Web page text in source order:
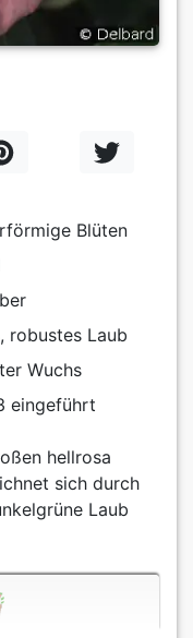
Blüten
robustes Laub
Wuchs
eingeführt
hellrosa
sich durch
Laub